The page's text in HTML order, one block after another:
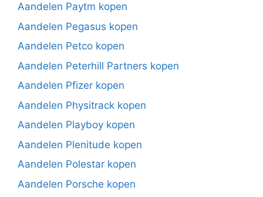
Aandelen Paytm kopen
Aandelen Pegasus kopen
Aandelen Petco kopen
Aandelen Peterhill Partners kopen
Aandelen Pfizer kopen
Aandelen Physitrack kopen
Aandelen Playboy kopen
Aandelen Plenitude kopen
Aandelen Polestar kopen
Aandelen Porsche kopen